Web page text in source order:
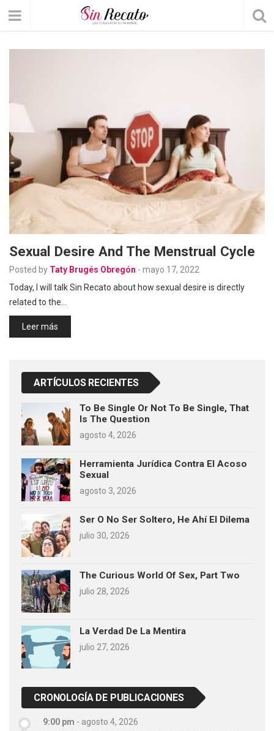
Sexual Desire And The Menstrual Cycle
Posted by Taty Brugés Obregón - mayo 17, 2022
Today, I will talk Sin Recato about how sexual desire is directly
related to the…
Leer más
ARTÍCULOS RECIENTES
To Be Single Or Not To Be Single, That
Is The Question
agosto 4, 2026
Herramienta Jurídica Contra El Acoso
Sexual
agosto 3, 2026
Ser O No Ser Soltero, He Ahí El Dilema
julio 30, 2026
The Curious World Of Sex, Part Two
julio 28, 2026
La Verdad De La Mentira
julio 27, 2026
CRONOLOGÍA DE PUBLICACIONES
9:00 pm - agosto 4, 2026